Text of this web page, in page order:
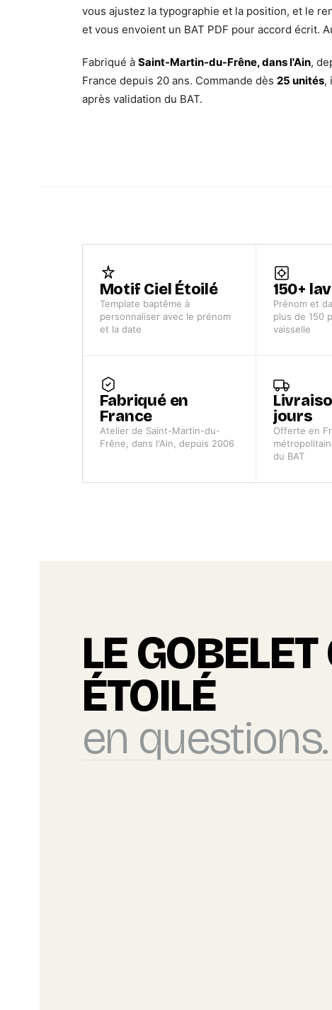
vous ajustez la typographie et la position, et le
et vous envoient un BAT PDF pour accord écrit.
Fabriqué à Saint-Martin-du-Frêne, dans l'Ain,
France depuis 20 ans. Commande dès 25 unités,
après validation du BAT.
Motif Ciel Étoilé
Template baptême à
personnaliser avec le prénom
et la date
150+
Prénom et
plus de 150
vaisselle
Fabriqué en
France
Atelier de Saint-Martin-du-
Frêne, dans l'Ain, depuis 2006
jours
Offerte en
du BAT
LE GOBELET
ÉTOILÉ
en questions.